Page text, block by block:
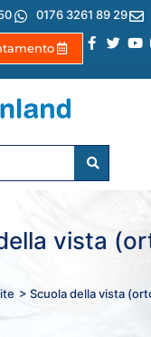
0176 3261 89 29
vista
> Scuola della vista